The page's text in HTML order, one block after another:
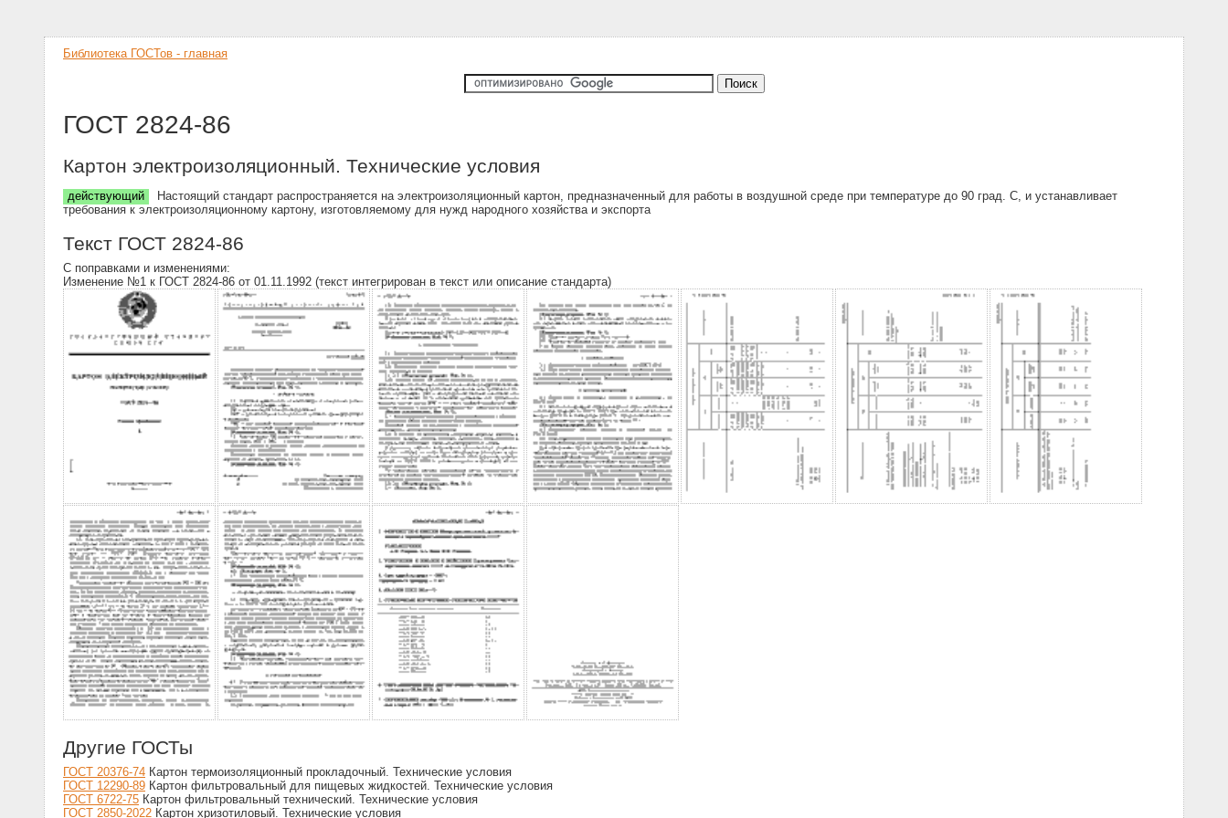
Библиотека ГОСТов - главная
ГОСТ 2824-86
Картон электроизоляционный. Технические условия
действующий
Настоящий стандарт распространяется на электроизоляционный картон, предназначенный для работы в воздушной среде при температуре до 90 град. С, и устанавливает
требования к электроизоляционному картону, изготовляемому для нужд народного хозяйства и экспорта
Текст ГОСТ 2824-86
С поправками и изменениями:
Изменение №1 к ГОСТ 2824-86 от 01.11.1992 (текст интегрирован в текст или описание стандарта)
Другие ГОСТы
ГОСТ 20376-74 Картон термоизоляционный прокладочный. Технические условия
ГОСТ 12290-89 Картон фильтровальный для пищевых жидкостей. Технические условия
ГОСТ 6722-75 Картон фильтровальный технический. Технические условия
ГОСТ 2850-2022 Картон хризотиловый. Технические условия